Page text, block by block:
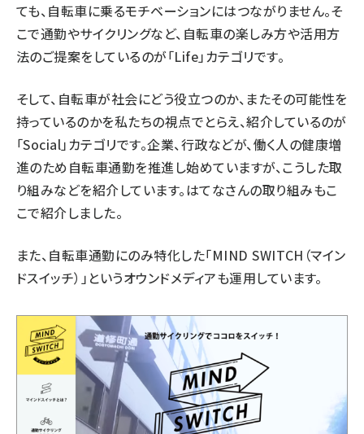
ても、自転車に乗るモチベーションにはつながりません。そ
こで通勤やサイクリングなど、自転車の楽しみ方や活用方
法のご提案をしているのが「Life」カテゴリです。
そして、自転車が社会にどう役立つのか、またその可能性を
持っているのかを私たちの視点でとらえ、紹介しているのが
「Social」カテゴリです。企業、行政などが、働く人の健康増
進のため自転車通勤を推進し始めていますが、こうした取
り組みなどを紹介しています。はてなさんの取り組みもこ
こで紹介しました。
また、自転車通勤にのみ特化した「MIND SWITCH（マイン
ドスイッチ）」というオウンドメディアも運用しています。